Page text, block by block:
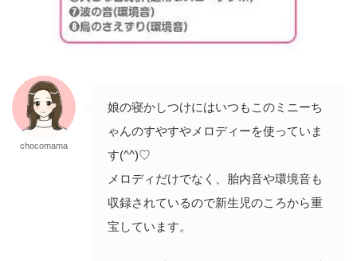
chocomama
娘の寝かしつけにはいつもこのミニーち
ゃんのすやすやメロディーを使っていま
す(^^)♡
メロディだけでなく、胎内音や環境音も
収録されているので新生児のころから重
宝しています。